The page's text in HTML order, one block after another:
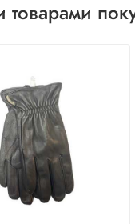
товарами